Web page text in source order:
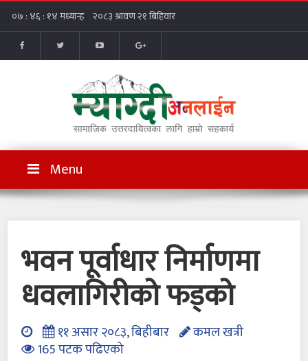
Menu
भवन पूर्वाधार निर्माणमा
धवलागिरीको फड्को
११ असार २०८३, बिहीबार
कमल खत्री
165 पटक पढिएको